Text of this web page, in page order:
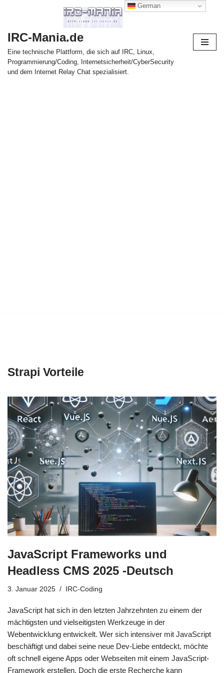
Inhalt
springen
IRC-Mania.de
Eine technische Plattform, die sich auf IRC, Linux,
Programmierung/Coding, Internetsicherheit/CyberSecurity
und dem Internet Relay Chat spezialisiert.
Strapi Vorteile
JavaScript Frameworks und
Headless CMS 2025 -Deutsch
3. Januar 2025 IRC-Coding
JavaScript hat sich in den letzten Jahrzehnten zu einem der
mächtigsten und vielseitigsten Werkzeuge in der
Webentwicklung entwickelt. Wer sich intensiver mit JavaScript
beschäftigt und dabei seine neue Dev-Liebe entdeckt, möchte
oft schnell eigene Apps oder Webseiten mit einem JavaScript-
Framework erstellen. Doch die erste Recherche kann
German